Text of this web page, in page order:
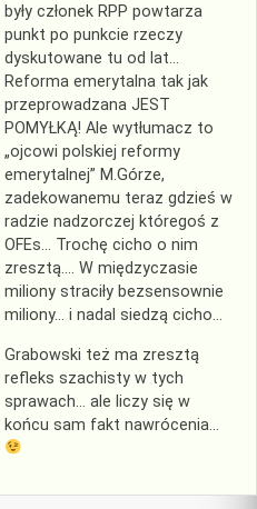
były członek RPP powtarza
punkt po punkcie rzeczy
dyskutowane tu od lat…
Reforma emerytalna tak jak
przeprowadzana JEST
POMYŁKĄ! Ale wytłumacz to
„ojcowi polskiej reformy
emerytalnej” M.Górze,
zadekowanemu teraz gdzieś w
radzie nadzorczej któregoś z
OFEs… Trochę cicho o nim
zresztą…. W międzyczasie
miliony straciły bezsensownie
miliony… i nadal siedzą cicho…
Grabowski też ma zresztą
refleks szachisty w tych
sprawach… ale liczy się w
końcu sam fakt nawrócenia…